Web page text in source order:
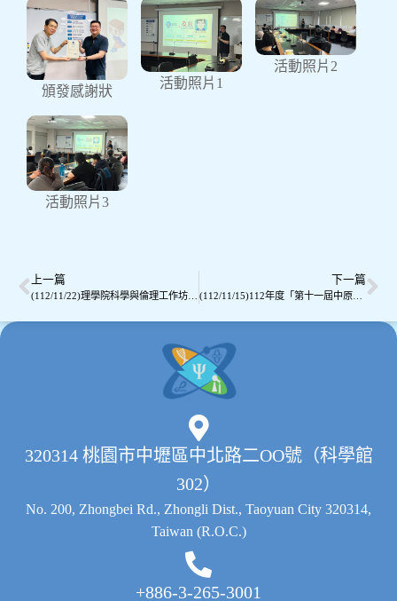
理學院敘事力工作坊教學研
習分享-通識中心 周文鵬老
師
理學院敘事力工作坊於112年11月23日舉辦教學
研習分享活動，邀請通識中心周文鵬老師演講。
本次主題為：不只是描述：敘事力的維度與面
向。總之說故事 ，無論什麼內容，都能謹記受眾
及其需求的存在，以一種視角化、思路化、認知
化、尋常化的整合調頻意識，運用所選擇的載體
特性完成有效輸出。 周老師生動活潑的分享，讓
參與老師們收穫良多，當日參與教職員生共計21
頒發感謝狀 活動照片1
活動照片2
活動照片3
上一篇 下一篇
320314 桃園市中壢區中北路二OO號（科學館
302）
No. 200, Zhongbei Rd., Zhongli Dist., Taoyuan City 320314,
Taiwan (R.O.C.)
+886-3-265-3001